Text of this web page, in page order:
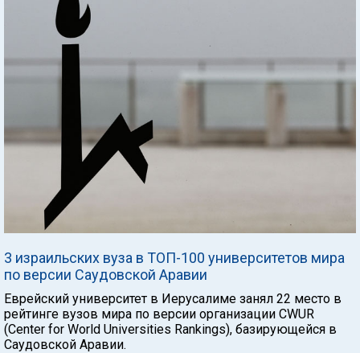
3 израильских вуза в ТОП-100 университетов мира
по версии Саудовской Аравии
Еврейский университет в Иерусалиме занял 22 место в
рейтинге вузов мира по версии организации CWUR
(Center for World Universities Rankings), базирующейся в
Саудовской Аравии.